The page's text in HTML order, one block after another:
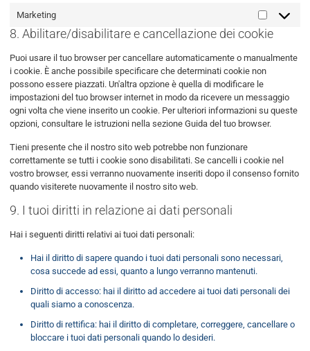
Marketing Marketing
8. Abilitare/disabilitare e cancellazione dei cookie
Puoi usare il tuo browser per cancellare automaticamente o manualmente
i cookie. È anche possibile specificare che determinati cookie non
possono essere piazzati. Un'altra opzione è quella di modificare le
impostazioni del tuo browser internet in modo da ricevere un messaggio
ogni volta che viene inserito un cookie. Per ulteriori informazioni su queste
opzioni, consultare le istruzioni nella sezione Guida del tuo browser.
Tieni presente che il nostro sito web potrebbe non funzionare
correttamente se tutti i cookie sono disabilitati. Se cancelli i cookie nel
vostro browser, essi verranno nuovamente inseriti dopo il consenso fornito
quando visiterete nuovamente il nostro sito web.
9. I tuoi diritti in relazione ai dati personali
Hai i seguenti diritti relativi ai tuoi dati personali:
Hai il diritto di sapere quando i tuoi dati personali sono necessari,
cosa succede ad essi, quanto a lungo verranno mantenuti.
Diritto di accesso: hai il diritto ad accedere ai tuoi dati personali dei
quali siamo a conoscenza.
Diritto di rettifica: hai il diritto di completare, correggere, cancellare o
bloccare i tuoi dati personali quando lo desideri.